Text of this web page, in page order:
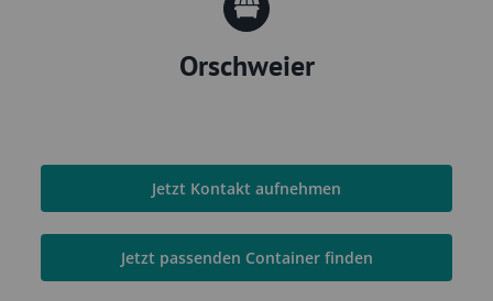
Orschweier
Jetzt Kontakt aufnehmen
Jetzt passenden Container finden